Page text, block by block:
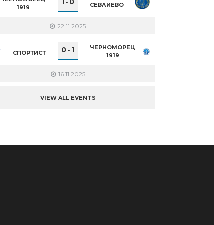
1919
- СЕВЛИЕВО
22.11.2025
СПОРТИСТ 0 - 1
ЧЕРНОМОРЕЦ
1919
16.11.2025
VIEW ALL EVENTS